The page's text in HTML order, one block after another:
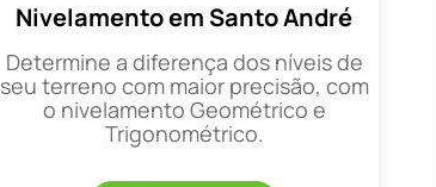
Nivelamento em Santo André
Determine a diferença dos níveis de
seu terreno com maior precisão, com
o nivelamento Geométrico e
Trigonométrico.